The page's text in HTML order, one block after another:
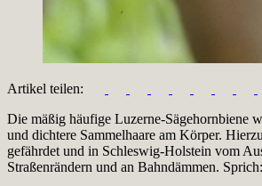
Artikel teilen:
Die mäßig häufige Luzerne-Sägehornbiene
und dichtere Sammelhaare am Körper.
gefährdet und in Schleswig-Holstein vom
Straßenrändern und an Bahndämmen.